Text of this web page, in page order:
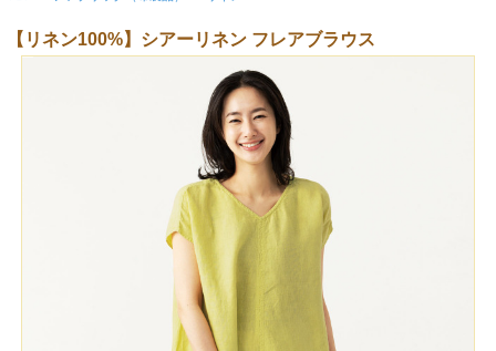
【リネン100%】シアーリネン フレアブラウス